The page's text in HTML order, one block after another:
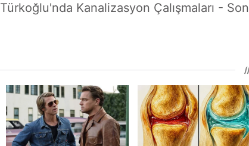
Türkoğlu'nda Kanalizasyon Çalışmaları - Son